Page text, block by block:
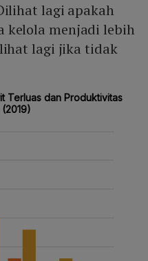
lagi apakah
kelola menjadi lebih
lagi jika tidak